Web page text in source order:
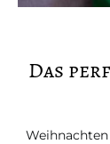
Das